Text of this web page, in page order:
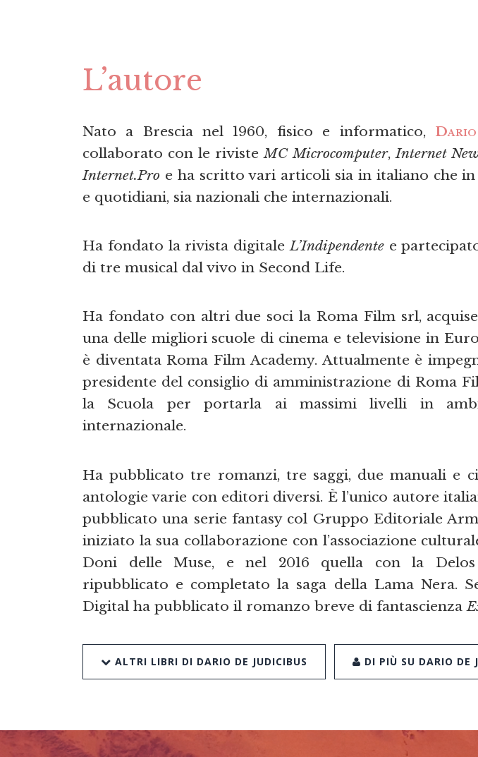
L’autore
Nato a Brescia nel 1960, fisico e informatico,
collaborato con le riviste MC Microcomputer, Internet
Internet.Pro e ha scritto vari articoli sia in italiano che
e quotidiani, sia nazionali che internazionali.
Ha fondato la rivista digitaleL’Indipendentee
di tre musical dal vivo in Second Life.
Ha fondato con altri due soci la Roma Film srl,
una delle migliori scuole di cinema e televisione in
è diventata Roma Film Academy. Attualmente è
presidente del consiglio di amministrazione di Roma
la Scuola per portarla ai massimi livelli in
internazionale.
Ha pubblicato tre romanzi, tre saggi, due manuali e
antologie varie con editori diversi. È l’unico autore
pubblicato una serie fantasy col Gruppo Editoriale
iniziato la sua collaborazione con l’associazione
Doni delle Muse, e nel 2016 quella con la
ripubblicato e completato la saga della Lama Nera.
Digital ha pubblicato il romanzo breve di fantascienza
ALTRI LIBRI DI DARIO DE JUDICIBUS DI PIÙ SU DARIO DE